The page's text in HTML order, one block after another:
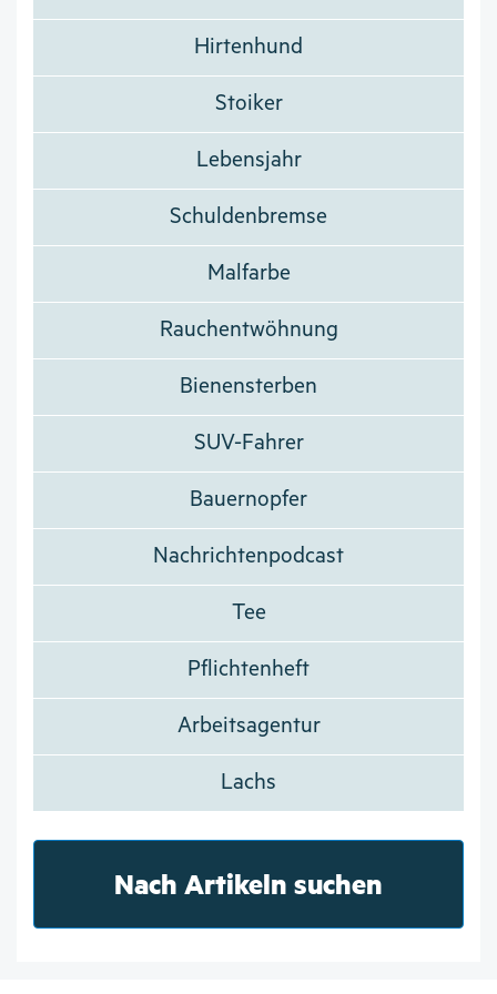
Hirtenhund
Stoiker
Lebensjahr
Schuldenbremse
Malfarbe
Rauchentwöhnung
Bienensterben
SUV-Fahrer
Bauernopfer
Nachrichtenpodcast
Tee
Pflichtenheft
Arbeitsagentur
Lachs
Nach Artikeln suchen